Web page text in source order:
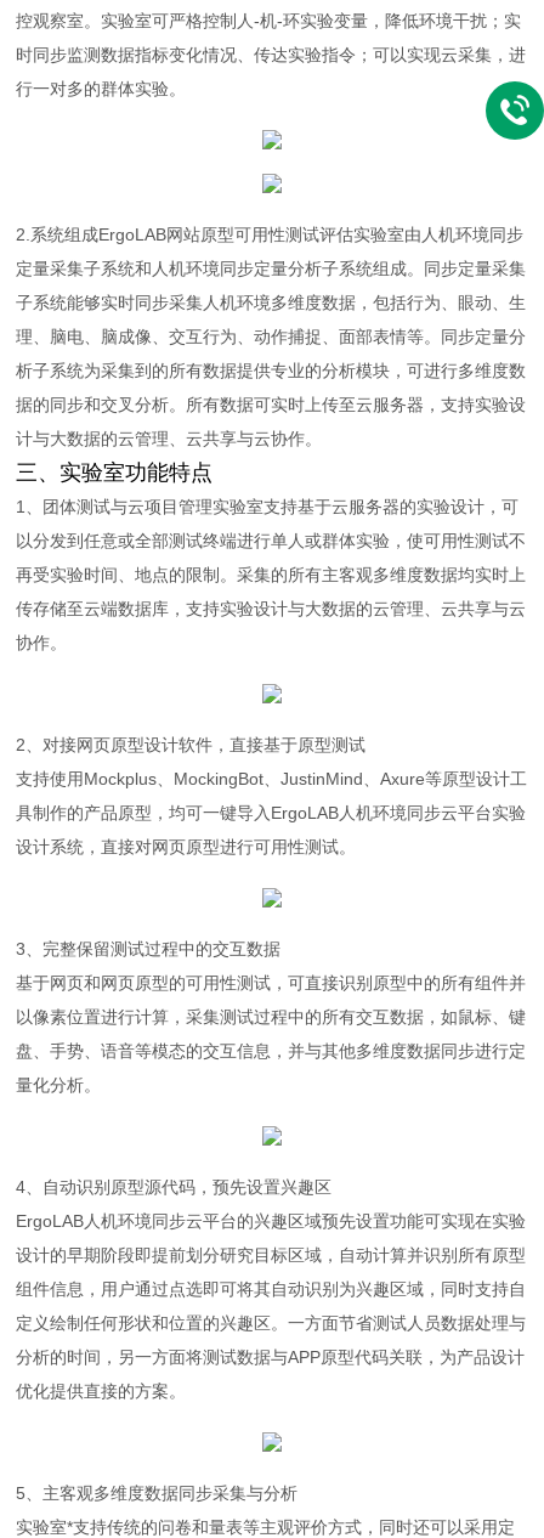
控观察室。实验室可严格控制人-机-环实验变量，降低环境干扰；实
时同步监测数据指标变化情况、传达实验指令；可以实现云采集，进
行一对多的群体实验。
2.系统组成ErgoLAB网站原型可用性测试评估实验室由人机环境同步
定量采集子系统和人机环境同步定量分析子系统组成。同步定量采集
子系统能够实时同步采集人机环境多维度数据，包括行为、眼动、生
理、脑电、脑成像、交互行为、动作捕捉、面部表情等。同步定量分
析子系统为采集到的所有数据提供专业的分析模块，可进行多维度数
据的同步和交叉分析。所有数据可实时上传至云服务器，支持实验设
计与大数据的云管理、云共享与云协作。
三、实验室功能特点
1、团体测试与云项目管理实验室支持基于云服务器的实验设计，可
以分发到任意或全部测试终端进行单人或群体实验，使可用性测试不
再受实验时间、地点的限制。采集的所有主客观多维度数据均实时上
传存储至云端数据库，支持实验设计与大数据的云管理、云共享与云
协作。
2、对接网页原型设计软件，直接基于原型测试
支持使用Mockplus、MockingBot、JustinMind、Axure等原型设计工
具制作的产品原型，均可一键导入ErgoLAB人机环境同步云平台实验
设计系统，直接对网页原型进行可用性测试。
3、完整保留测试过程中的交互数据
基于网页和网页原型的可用性测试，可直接识别原型中的所有组件并
以像素位置进行计算，采集测试过程中的所有交互数据，如鼠标、键
盘、手势、语音等模态的交互信息，并与其他多维度数据同步进行定
量化分析。
4、自动识别原型源代码，预先设置兴趣区
ErgoLAB人机环境同步云平台的兴趣区域预先设置功能可实现在实验
设计的早期阶段即提前划分研究目标区域，自动计算并识别所有原型
组件信息，用户通过点选即可将其自动识别为兴趣区域，同时支持自
定义绘制任何形状和位置的兴趣区。一方面节省测试人员数据处理与
分析的时间，另一方面将测试数据与APP原型代码关联，为产品设计
优化提供直接的方案。
5、主客观多维度数据同步采集与分析
实验室*支持传统的问卷和量表等主观评价方式，同时还可以采用定